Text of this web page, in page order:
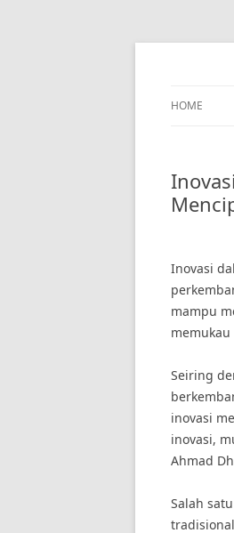
Skip
HOME
Inovasi
mampu
Seiring
inovasi
inovasi,
Ahmad
Salah